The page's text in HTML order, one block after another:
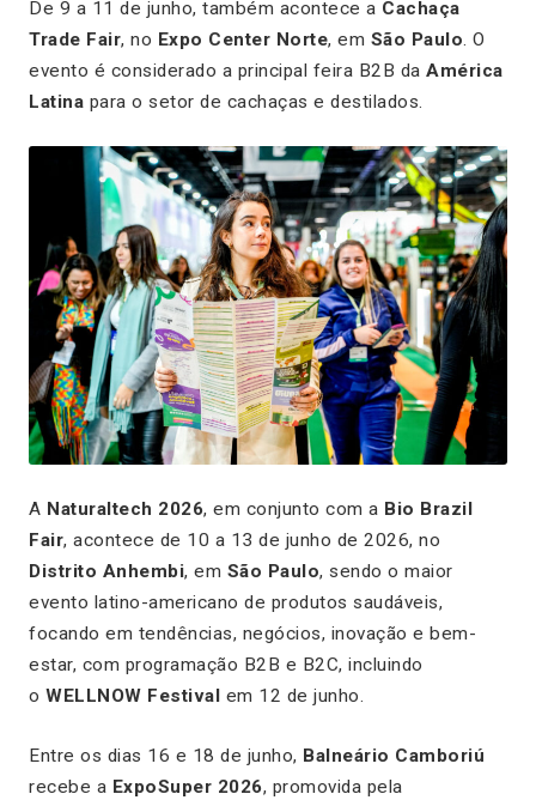
De 9 a 11 de junho, também acontece a Cachaça
Trade Fair, no Expo Center Norte, em São Paulo . O
evento é considerado a principal feira B2B da América
Latina para o setor de cachaças e destilados.
A Naturaltech 2026, em conjunto com a Bio Brazil
Fair, acontece de 10 a 13 de junho de 2026, no
Distrito Anhembi, em São Paulo, sendo o maior
evento latino-americano de produtos saudáveis,
focando em tendências, negócios, inovação e bem-
estar, com programação B2B e B2C, incluindo
o WELLNOW Festival em 12 de junho.
Entre os dias 16 e 18 de junho, Balneário Camboriú
recebe a ExpoSuper 2026, promovida pela